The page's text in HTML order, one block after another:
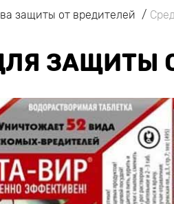
защиты от вредителей
ЗАЩИТЫ